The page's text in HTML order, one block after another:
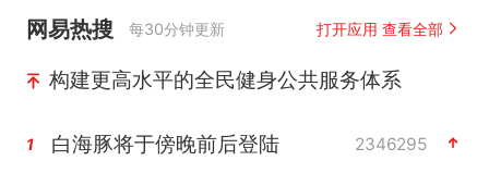
网易热搜 每30分钟更新 打开应用 查看全部
构建更高水平的全民健身公共服务体系
1 白海豚将于傍晚前后登陆 2346295